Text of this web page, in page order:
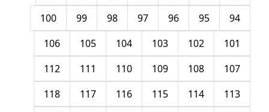
94
95
96
97
98
99
100
101
102
103
104
105
106
107
108
109
110
111
112
113
114
115
116
117
118